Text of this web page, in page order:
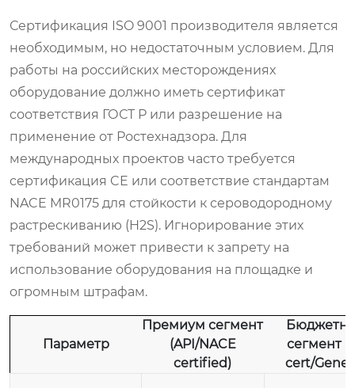
Сертификация ISO 9001 производителя является
необходимым, но недостаточным условием. Для
работы на российских месторождениях
оборудование должно иметь сертификат
соответствия ГОСТ Р или разрешение на
применение от Ростехнадзора. Для
международных проектов часто требуется
сертификация CE или соответствие стандартам
NACE MR0175 для стойкости к сероводородному
растрескиванию (H2S). Игнорирование этих
требований может привести к запрету на
использование оборудования на площадке и
огромным штрафам.
Параметр
Премиум сегмент
(API/NACE
certified)
сегмент
cert/